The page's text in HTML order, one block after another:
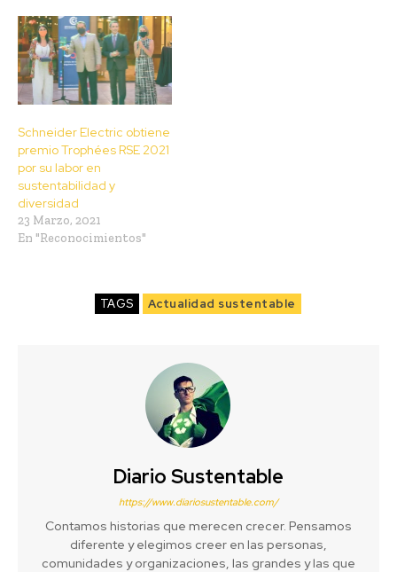
Schneider Electric obtiene
premio Trophées RSE 2021
por su labor en
sustentabilidad y
diversidad
23 Marzo, 2021
En "Reconocimientos"
TAGS Actualidad sustentable
Diario Sustentable
https://www.diariosustentable.com/
Contamos historias que merecen crecer. Pensamos
diferente y elegimos creer en las personas,
comunidades y organizaciones, las grandes y las que